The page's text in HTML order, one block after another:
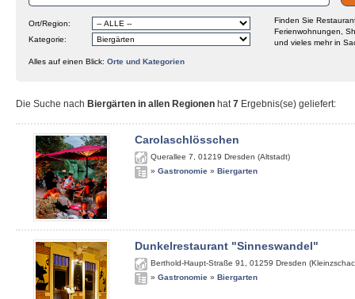
Ort/Region:
Kategorie:
Finden Sie
Ferienwohnungen,
und vieles mehr in
Alles auf einen Blick: Orte und Kategorien
Die Suche nach Biergärten in allen Regionen hat7 Ergebnis(se) geliefert:
Carolaschlösschen
Querallee 7 01219 Dresden (Altstadt)
» Gastronomie » Biergarten
Dunkelrestaurant "Sinneswandel"
Berthold-Haupt-Straße 91 01259 Dresden
» Gastronomie » Biergarten